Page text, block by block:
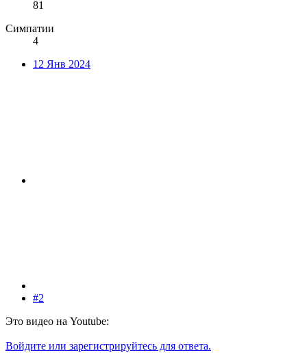
81
Симпатии
4
12 Янв 2024
#2
Это видео на Youtube:
Войдите или зарегистрируйтесь для ответа.